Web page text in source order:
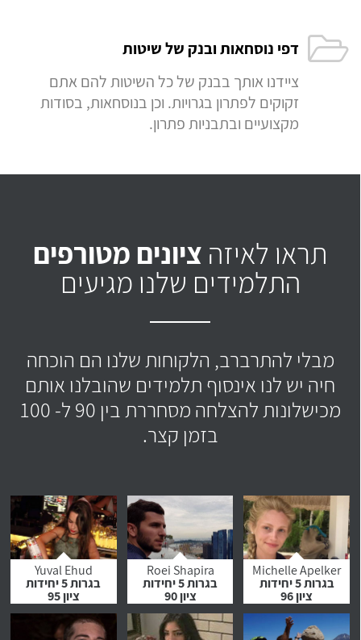
דפי נוסחאות ובנק של שיטות
ציידנו אותך בבנק של כל השיטות להם אתם
זקוקים לפתרון בגרויות. וכן בנוסחאות, בסודות
מקצועיים ובתבניות פתרון.
תראו לאיזה ציונים מטורפים
התלמידים שלנו מגיעים
מבלי להתרברב, הלקוחות שלנו הם הוכחה
חיה יש לנו אינסוף תלמידים שהובלנו אותם
מכישלונות להצלחה מסחררת בין 90 ל- 100
בזמן קצר.
Michelle Apelker
בגרות 5 יחידות
ציון 96
Roei Shapira
בגרות 5 יחידות
ציון 90
Yuval Ehud
בגרות 5 יחידות
ציון 95